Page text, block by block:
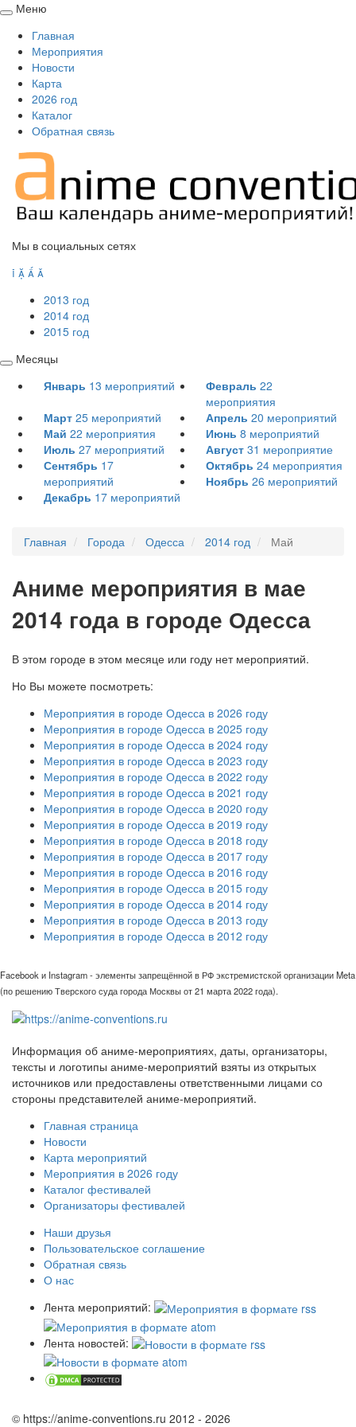
Свернуть
развернуть
Меню
Главная
Мероприятия
Новости
Карта
2026 год
Каталог
Обратная связь
Мы в социальных сетях
   
2013 год
2014 год
2015 год
Свернуть
Месяцы
Январь 13 мероприятий Февраль 22
мероприятия
Март 25 мероприятий Апрель 20 мероприятий
Май 22 мероприятия Июнь 8 мероприятий
Июль 27 мероприятий Август 31 мероприятие
Сентябрь 17
мероприятий
Октябрь 24 мероприятия
Ноябрь 26 мероприятий
Декабрь 17 мероприятий
Главная Города Одесса 2014 год Май
Аниме мероприятия в мае
2014 года в городе Одесса
В этом городе в этом месяце или году нет мероприятий.
Но Вы можете посмотреть:
Мероприятия в городе Одесса в 2026 году
Мероприятия в городе Одесса в 2025 году
Мероприятия в городе Одесса в 2024 году
Мероприятия в городе Одесса в 2023 году
Мероприятия в городе Одесса в 2022 году
Мероприятия в городе Одесса в 2021 году
Мероприятия в городе Одесса в 2020 году
Мероприятия в городе Одесса в 2019 году
Мероприятия в городе Одесса в 2018 году
Мероприятия в городе Одесса в 2017 году
Мероприятия в городе Одесса в 2016 году
Мероприятия в городе Одесса в 2015 году
Мероприятия в городе Одесса в 2014 году
Мероприятия в городе Одесса в 2013 году
Мероприятия в городе Одесса в 2012 году
Facebook и Instagram - элементы запрещённой в РФ экстремистской организации Meta
(по решению Тверского суда города Москвы от 21 марта 2022 года).
Информация об аниме-мероприятиях, даты, организаторы,
тексты и логотипы аниме-мероприятий взяты из открытых
источников или предоставлены ответственными лицами со
стороны представителей аниме-мероприятий.
Главная страница
Новости
Карта мероприятий
Мероприятия в 2026 году
Каталог фестивалей
Организаторы фестивалей
Наши друзья
Пользовательское соглашение
Обратная связь
О нас
Лента мероприятий:
Лента новостей:
© https://anime-conventions.ru 2012 - 2026